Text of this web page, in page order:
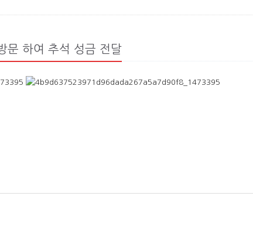
문 하여 추석 성금 전달